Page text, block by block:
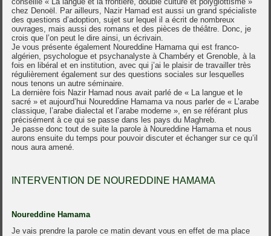
chez Denoël. Par ailleurs, Nazir Hamad est aussi un grand spécialiste
des questions d’adoption, sujet sur lequel il a écrit de nombreux
ouvrages, mais aussi des romans et des pièces de théâtre. Donc, je
crois que l’on peut le dire ainsi, un écrivain.
Je vous présente également Noureddine Hamama qui est franco-
algérien, psychologue et psychanalyste à Chambéry et Grenoble, à la
fois en libéral et en institution, avec qui j’ai le plaisir de travailler très
régulièrement également sur des questions sociales sur lesquelles
nous tenons un autre séminaire.
La dernière fois Nazir Hamad nous avait parlé de « La langue et le
sacré » et aujourd’hui Noureddine Hamama va nous parler de « L’arabe
classique, l’arabe dialectal et l’arabe moderne », en se référant plus
précisément à ce qui se passe dans les pays du Maghreb.
Je passe donc tout de suite la parole à Noureddine Hamama et nous
aurons ensuite du temps pour pouvoir discuter et échanger sur ce qu’il
nous aura amené.
INTERVENTION DE NOUREDDINE HAMAMA
Noureddine Hamama
Je vais prendre la parole ce matin devant vous en effet de ma place